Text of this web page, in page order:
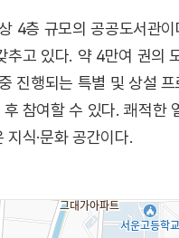
4층 규모의 공공도서관
고 있다. 약 4만여 권의
진행되는 특별 및 상설
참여할 수 있다. 쾌적한
식·문화 공간이다.